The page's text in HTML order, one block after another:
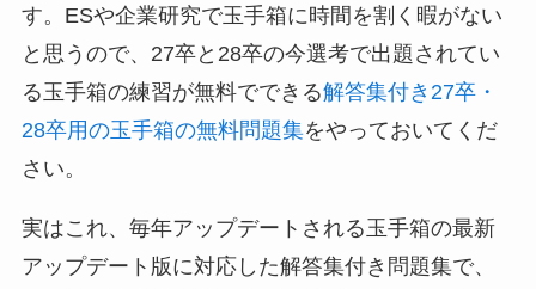
す。ESや企業研究で玉手箱に時間を割く暇がない
と思うので、27卒と28卒の今選考で出題されてい
る玉手箱の練習が無料でできる解答集付き27卒・
28卒用の玉手箱の無料問題集をやっておいてくだ
さい。
実はこれ、毎年アップデートされる玉手箱の最新
アップデート版に対応した解答集付き問題集で、